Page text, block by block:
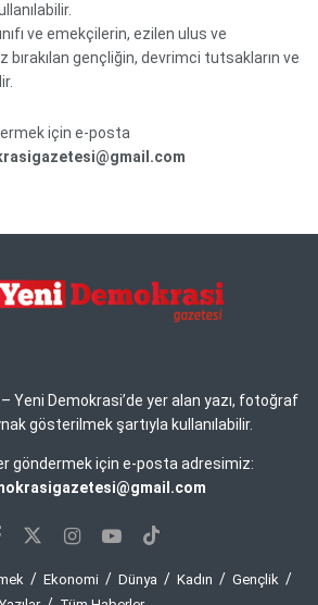
ve emekçilerin, ezilen ulus ve
gençliğin, devrimci tutsakların ve
için e-posta
Yeni Demokrasi’de yer alan yazı, fotoğraf
gösterilmek şartıyla kullanılabilir.
göndermek için e-posta adresimiz:
Ekonomi Dünya Kadın
Gençlik